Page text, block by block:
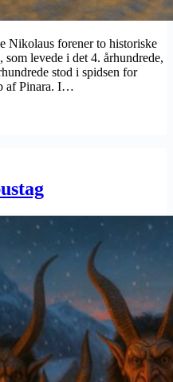
Nikolaus forener to historiske
levede i det 4. århundrede,
stod i spidsen for
af Pinara. I…